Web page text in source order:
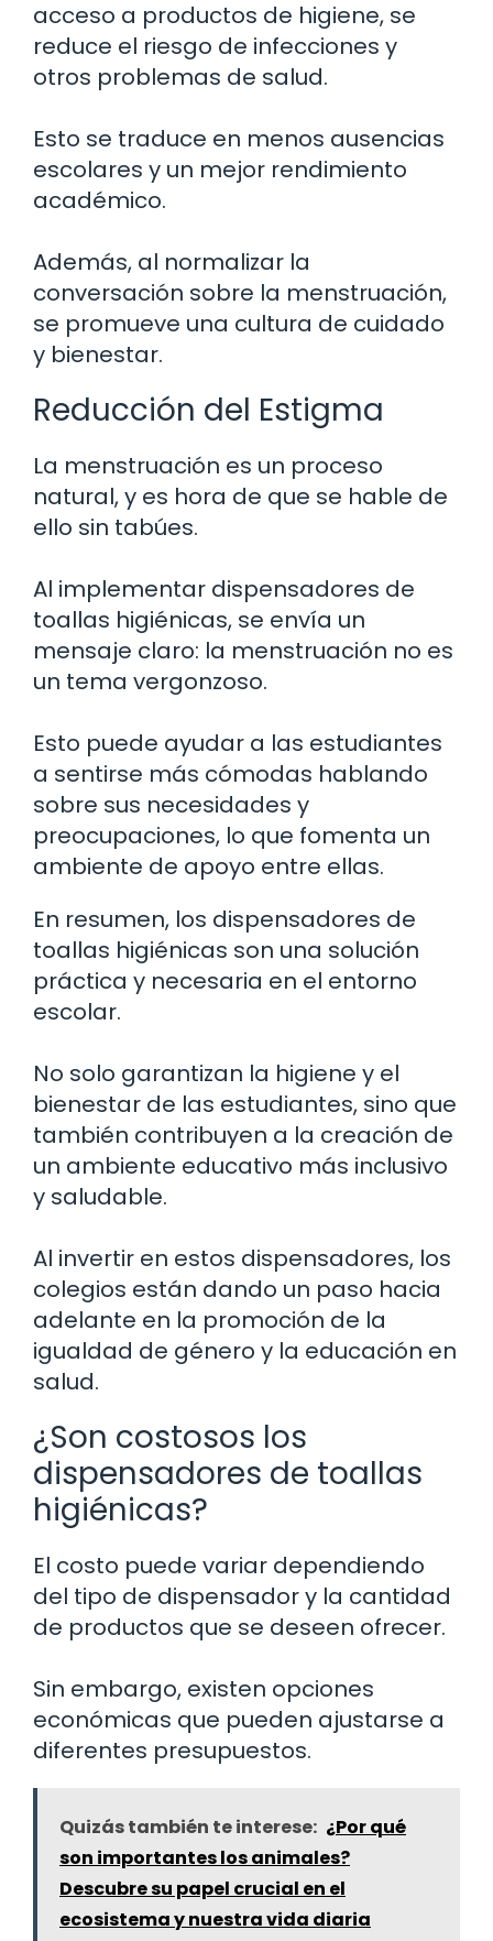
acceso a productos de higiene, se
reduce el riesgo de infecciones y
otros problemas de salud.
Esto se traduce en menos ausencias
escolares y un mejor rendimiento
académico.
Además, al normalizar la
conversación sobre la menstruación,
se promueve una cultura de cuidado
y bienestar.
Reducción del Estigma
La menstruación es un proceso
natural, y es hora de que se hable de
ello sin tabúes.
Al implementar dispensadores de
toallas higiénicas, se envía un
mensaje claro: la menstruación no es
un tema vergonzoso.
Esto puede ayudar a las estudiantes
a sentirse más cómodas hablando
sobre sus necesidades y
preocupaciones, lo que fomenta un
ambiente de apoyo entre ellas.
En resumen, los dispensadores de
toallas higiénicas son una solución
práctica y necesaria en el entorno
escolar.
No solo garantizan la higiene y el
bienestar de las estudiantes, sino que
también contribuyen a la creación de
un ambiente educativo más inclusivo
y saludable.
Al invertir en estos dispensadores, los
colegios están dando un paso hacia
adelante en la promoción de la
igualdad de género y la educación en
salud.
¿Son costosos los
dispensadores de toallas
higiénicas?
El costo puede variar dependiendo
del tipo de dispensador y la cantidad
de productos que se deseen ofrecer.
Sin embargo, existen opciones
económicas que pueden ajustarse a
diferentes presupuestos.
Quizás también te interese: ¿Por qué
son importantes los animales?
Descubre su papel crucial en el
ecosistema y nuestra vida diaria